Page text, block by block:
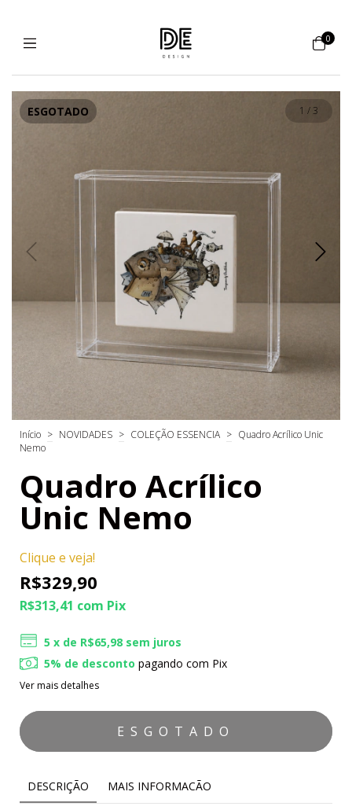
0
ESGOTADO 1 / 3
Início > NOVIDADES > COLEÇÃO ESSENCIA > Quadro Acrílico Unic
Nemo
Quadro Acrílico
Unic Nemo
Clique e veja!
R$329,90
R$313,41 com Pix
5 x de R$65,98 sem juros
5% de desconto pagando com Pix
Ver mais detalhes
DESCRIÇÃO MAIS INFORMACÃO